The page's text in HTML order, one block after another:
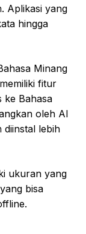
Aplikasi yang
hingga
Minang
fitur
ke Bahasa
oleh Al
diinstal lebih
ukuran yang
bisa